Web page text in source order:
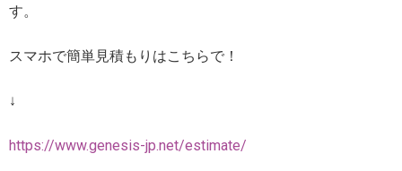
す。
スマホで簡単見積もりはこちらで！
↓
https://www.genesis-jp.net/estimate/